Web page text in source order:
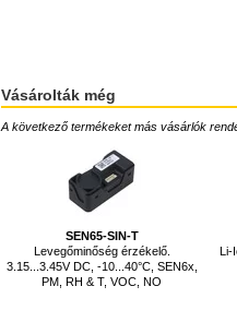
Vásárolták még
A következő termékeket más vásárlók
SEN65-SIN-T
Levegőminőség érzékelő.
3.15...3.45V DC, -10...40°C, SEN6x,
PM, RH & T, VOC, NO
Li-